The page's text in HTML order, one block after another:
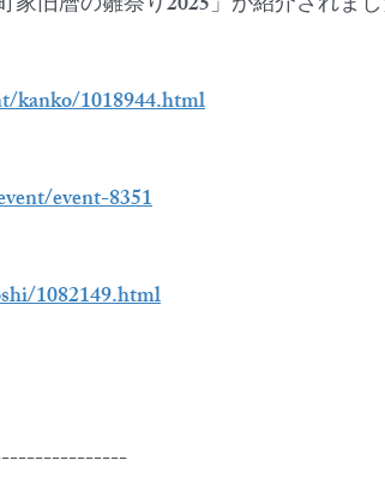
kanko/1018944.html
event-8351
1082149.html